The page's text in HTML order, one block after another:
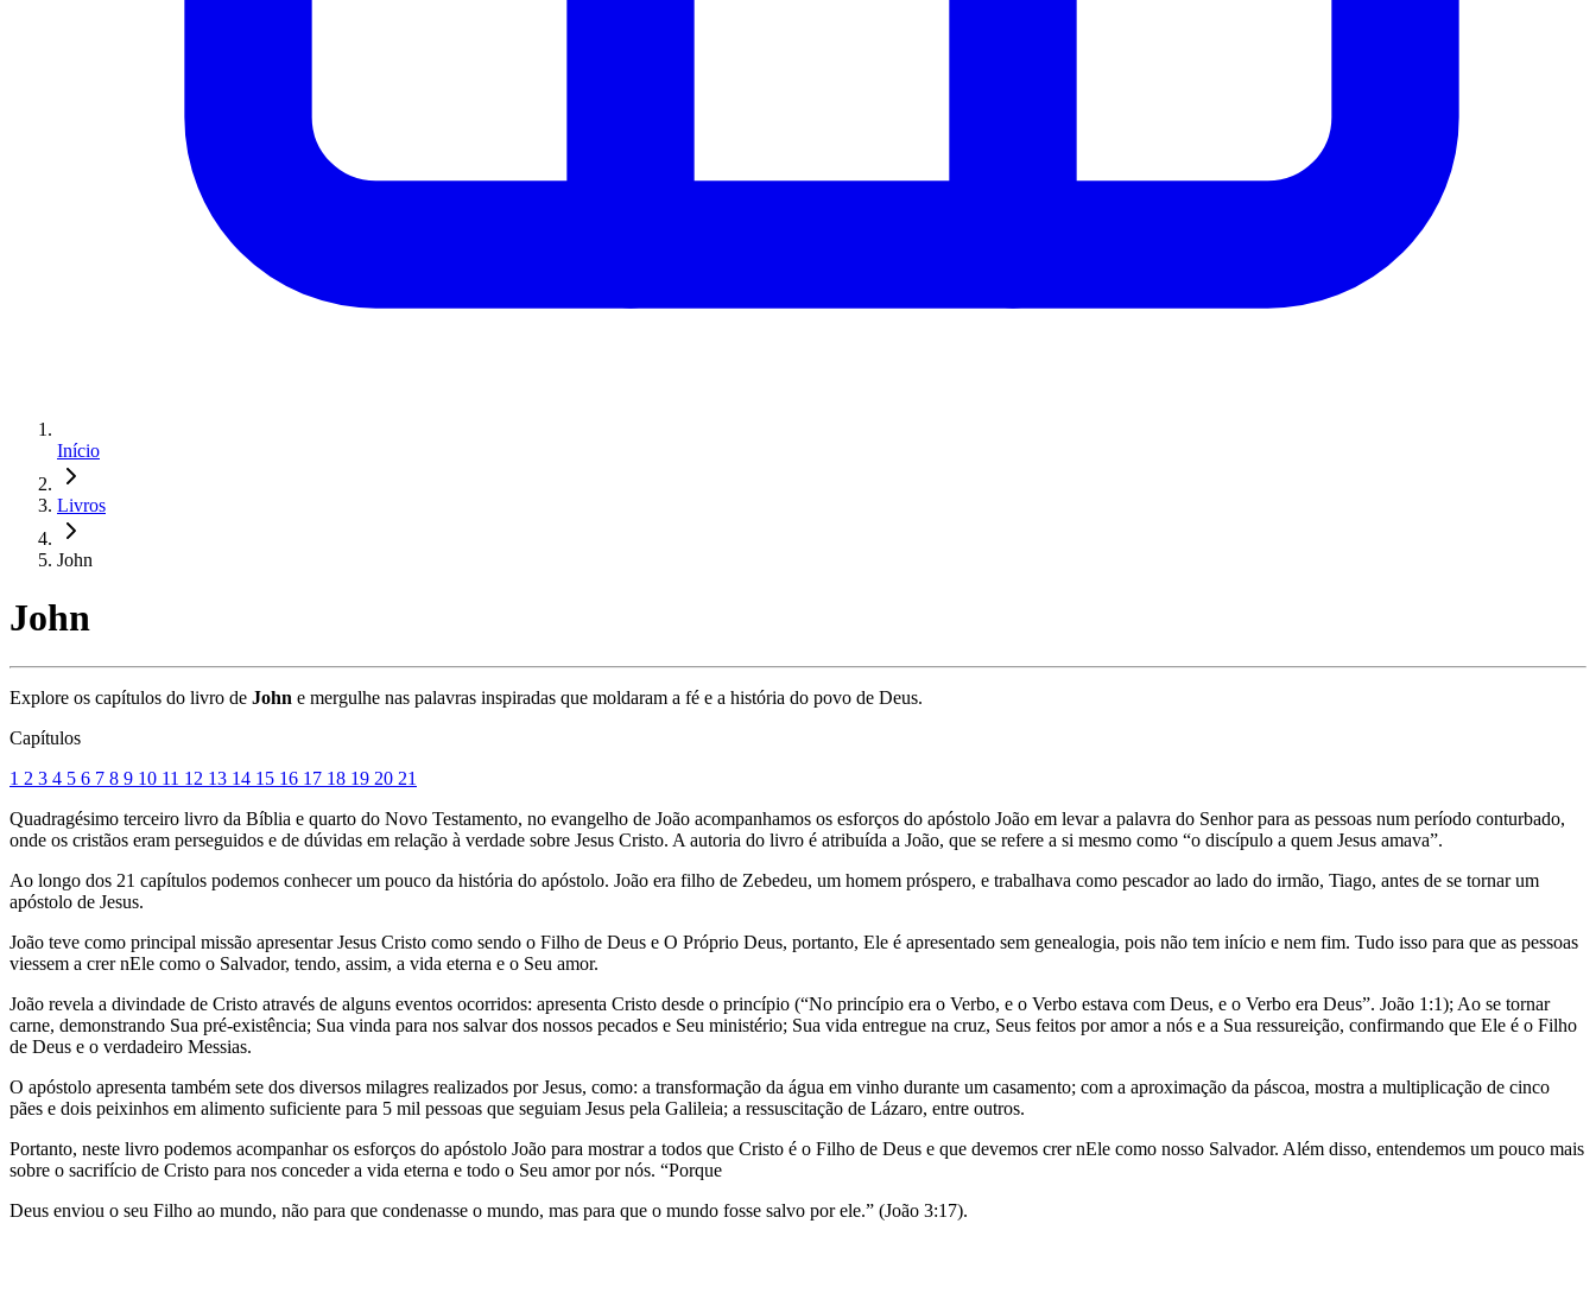
Início
Livros
John
John
Explore os capítulos do livro de John e mergulhe nas palavras inspiradas que moldaram a fé e a história do povo de Deus.
Capítulos
1 2 3 4 5 6 7 8 9 10 11 12 13 14 15 16 17 18 19 20 21
Quadragésimo terceiro livro da Bíblia e quarto do Novo Testamento, no evangelho de João acompanhamos os esforços do apóstolo João em levar a palavra do Senhor para as pessoas num período conturbado,
onde os cristãos eram perseguidos e de dúvidas em relação à verdade sobre Jesus Cristo. A autoria do livro é atribuída a João, que se refere a si mesmo como “o discípulo a quem Jesus amava”.
Ao longo dos 21 capítulos podemos conhecer um pouco da história do apóstolo. João era filho de Zebedeu, um homem próspero, e trabalhava como pescador ao lado do irmão, Tiago, antes de se tornar um
apóstolo de Jesus.
João teve como principal missão apresentar Jesus Cristo como sendo o Filho de Deus e O Próprio Deus, portanto, Ele é apresentado sem genealogia, pois não tem início e nem fim. Tudo isso para que as pessoas
viessem a crer nEle como o Salvador, tendo, assim, a vida eterna e o Seu amor.
João revela a divindade de Cristo através de alguns eventos ocorridos: apresenta Cristo desde o princípio (“No princípio era o Verbo, e o Verbo estava com Deus, e o Verbo era Deus”. João 1:1); Ao se tornar
carne, demonstrando Sua pré-existência; Sua vinda para nos salvar dos nossos pecados e Seu ministério; Sua vida entregue na cruz, Seus feitos por amor a nós e a Sua ressureição, confirmando que Ele é o Filho
de Deus e o verdadeiro Messias.
O apóstolo apresenta também sete dos diversos milagres realizados por Jesus, como: a transformação da água em vinho durante um casamento; com a aproximação da páscoa, mostra a multiplicação de cinco
pães e dois peixinhos em alimento suficiente para 5 mil pessoas que seguiam Jesus pela Galileia; a ressuscitação de Lázaro, entre outros.
Portanto, neste livro podemos acompanhar os esforços do apóstolo João para mostrar a todos que Cristo é o Filho de Deus e que devemos crer nEle como nosso Salvador. Além disso, entendemos um pouco mais
sobre o sacrifício de Cristo para nos conceder a vida eterna e todo o Seu amor por nós. “Porque
Deus enviou o seu Filho ao mundo, não para que condenasse o mundo, mas para que o mundo fosse salvo por ele.” (João 3:17).